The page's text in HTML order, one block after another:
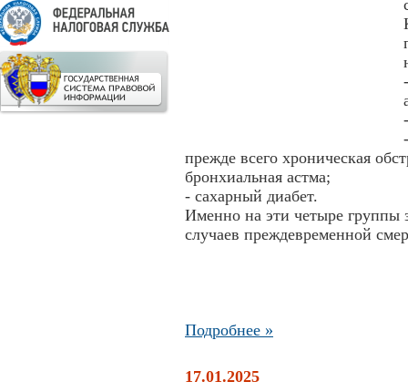
прежде всего хроническая
бронхиальная астма;
- сахарный диабет.
Именно на эти четыре группы
случаев преждевременной
Подробнее »
17.01.2025